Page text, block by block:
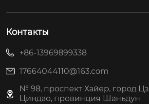
Контакты
+86-13969899338
17664044110@163.com
№ 98, проспект Хайер, город
Циндао, провинция Шаньдун